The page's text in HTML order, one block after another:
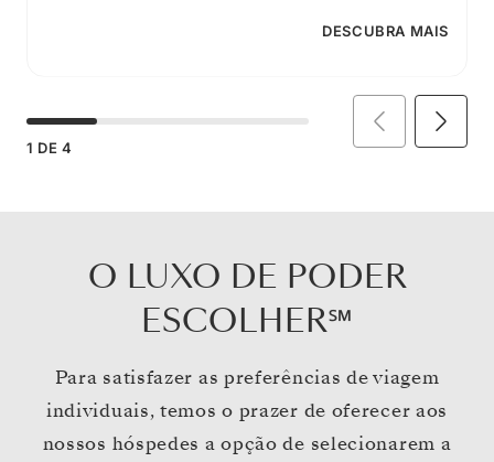
DESCUBRA MAIS
1 DE 4
O LUXO DE PODER
ESCOLHER℠
Para satisfazer as preferências de viagem
individuais, temos o prazer de oferecer aos
nossos hóspedes a opção de selecionarem a